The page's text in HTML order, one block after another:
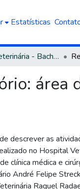
Estatísticas
Medicina Veterinária - Bacharelado
área
descrever as
no Hospital
clínica médica e
André Felipe
Raquel